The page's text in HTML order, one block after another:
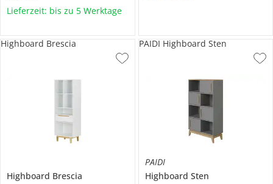
Lieferzeit: bis zu 5 Werktage
Highboard Brescia
Highboard Brescia
PAIDI
Highboard Sten
PAIDI Highboard Sten